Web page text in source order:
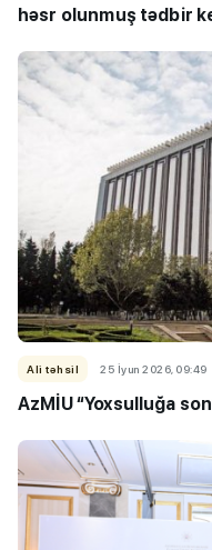
həsr olunmuş tədbir
Ali təhsil 25 İyun 2026, 09:49
AzMİU “Yoxsulluğa